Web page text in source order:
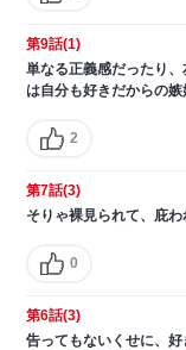
第9話(1)
単なる正義感だったり
は自分も好きだからの
2
第7話(3)
そりゃ裸見られて、庇
0
第6話(3)
告ってもないくせに、